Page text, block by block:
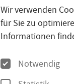
Wir verwenden
für Sie zu
Informationen
O
p
Notwendig